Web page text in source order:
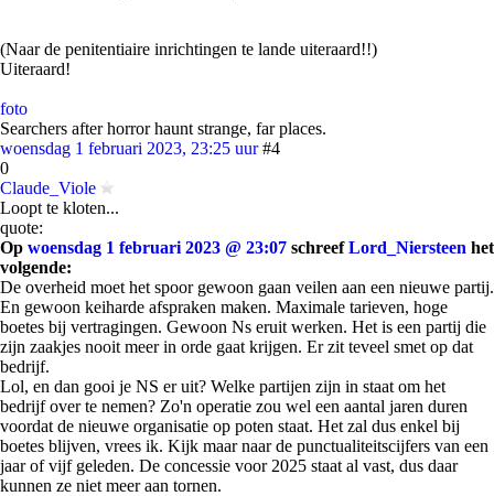
(Naar de penitentiaire inrichtingen te lande uiteraard!!)
Uiteraard!
foto
Searchers after horror haunt strange, far places.
woensdag 1 februari 2023, 23:25 uur #4
0
Claude_Viole
Loopt te kloten...
quote:
Op woensdag 1 februari 2023 @ 23:07 schreefLord_Niersteen het
volgende:
De overheid moet het spoor gewoon gaan veilen aan een nieuwe partij.
En gewoon keiharde afspraken maken. Maximale tarieven, hoge
boetes bij vertragingen. Gewoon Ns eruit werken. Het is een partij die
zijn zaakjes nooit meer in orde gaat krijgen. Er zit teveel smet op dat
bedrijf.
Lol, en dan gooi je NS er uit? Welke partijen zijn in staat om het
bedrijf over te nemen? Zo'n operatie zou wel een aantal jaren duren
voordat de nieuwe organisatie op poten staat. Het zal dus enkel bij
boetes blijven, vrees ik. Kijk maar naar de punctualiteitscijfers van een
jaar of vijf geleden. De concessie voor 2025 staat al vast, dus daar
kunnen ze niet meer aan tornen.